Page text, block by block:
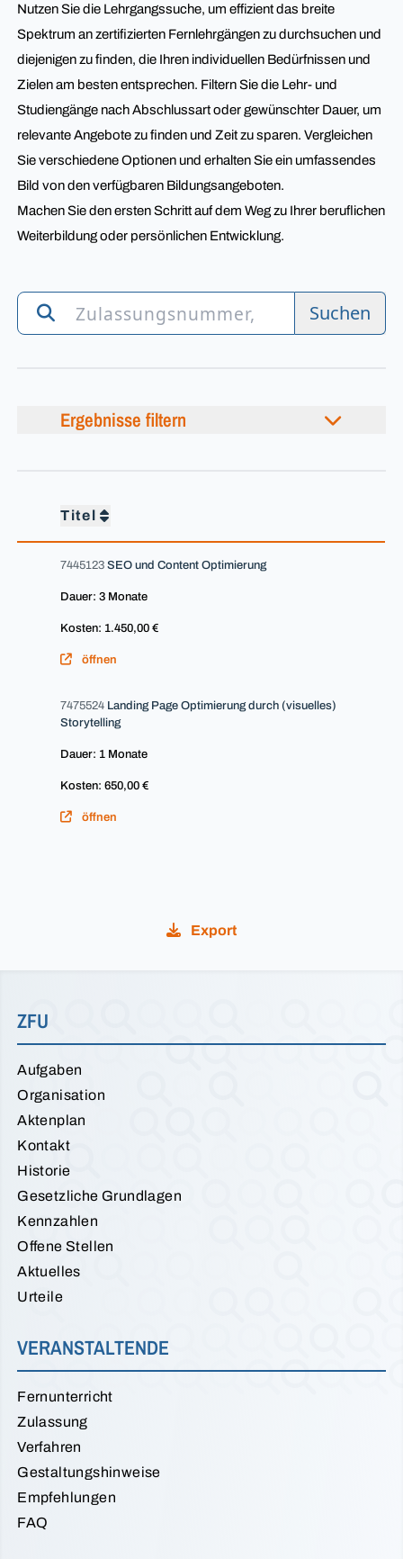
Nutzen Sie die Lehrgangssuche, um effizient das breite
Spektrum an zertifizierten Fernlehrgängen zu durchsuchen und
diejenigen zu finden, die Ihren individuellen Bedürfnissen und
Zielen am besten entsprechen. Filtern Sie die Lehr- und
Studiengänge nach Abschlussart oder gewünschter Dauer, um
relevante Angebote zu finden und Zeit zu sparen. Vergleichen
Sie verschiedene Optionen und erhalten Sie ein umfassendes
Bild von den verfügbaren Bildungsangeboten.
Machen Sie den ersten Schritt auf dem Weg zu Ihrer beruflichen
Weiterbildung oder persönlichen Entwicklung.
Suchen
Ergebnisse filtern
Titel
7445123 SEO und Content Optimierung
Dauer: 3 Monate
Kosten: 1.450,00 €
öffnen
7475524 Landing Page Optimierung durch (visuelles)
Storytelling
Dauer: 1 Monate
Kosten: 650,00 €
öffnen
Export
ZFU
Aufgaben
Organisation
Aktenplan
Kontakt
Historie
Gesetzliche Grundlagen
Kennzahlen
Offene Stellen
Aktuelles
Urteile
VERANSTALTENDE
Fernunterricht
Zulassung
Verfahren
Gestaltungshinweise
Empfehlungen
FAQ